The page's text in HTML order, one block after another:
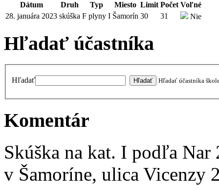
Dátum Druh Typ Miesto Limit Počet Voľné
28. januára 2023 skúška F plyny I Šamorín 30 31 Nie
Hľadať účastníka
Hľadať Hľadať účastníka
Komentár
Skúška na kat. I podľa Nar
v Šamoríne, ulica Vicenzy